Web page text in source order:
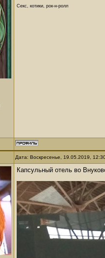
Секс, котики, рок-н-ролл
Дата: Воскресенье, 19.05.2019,
Капсульный отель во